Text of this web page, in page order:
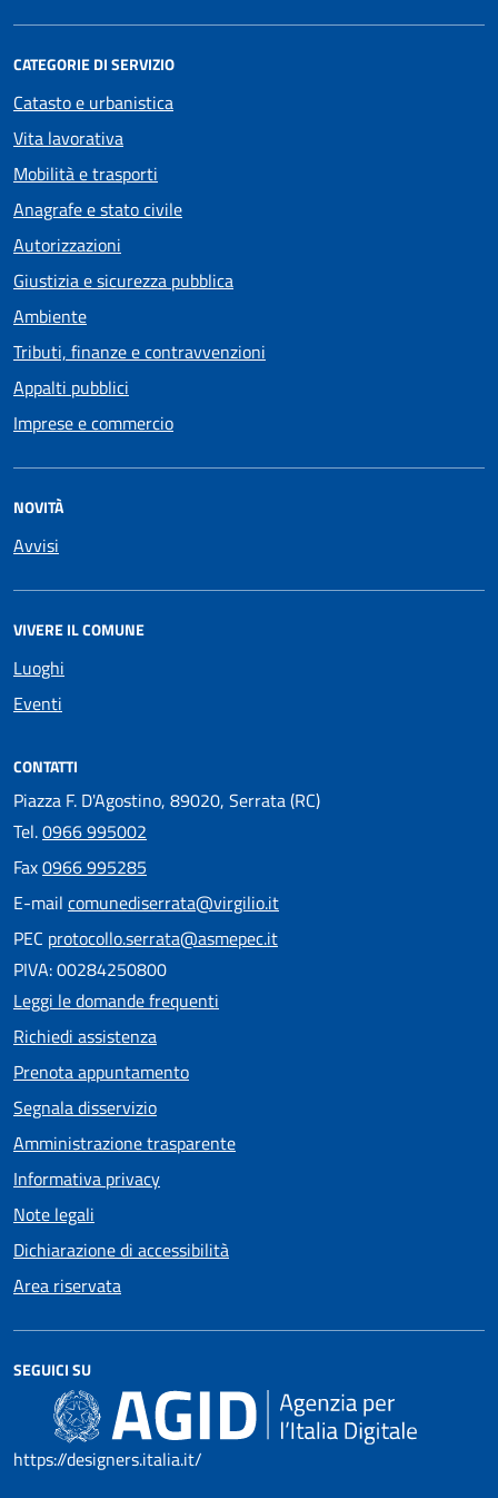
CATEGORIE DI SERVIZIO
Catasto e urbanistica
Vita lavorativa
Mobilità e trasporti
Anagrafe e stato civile
Autorizzazioni
Giustizia e sicurezza pubblica
Ambiente
Tributi, finanze e contravvenzioni
Appalti pubblici
Imprese e commercio
NOVITÀ
Avvisi
VIVERE IL COMUNE
Luoghi
Eventi
CONTATTI
Piazza F. D'Agostino, 89020, Serrata (RC)
Tel.0966 995002
Fax0966 995285
E-mail comunediserrata@virgilio.it
PEC protocollo.serrata@asmepec.it
PIVA: 00284250800
Leggi le domande frequenti
Richiedi assistenza
Prenota appuntamento
Segnala disservizio
Amministrazione trasparente
Informativa privacy
Note legali
Dichiarazione di accessibilità
Area riservata
SEGUICI SU
https://designers.italia.it/